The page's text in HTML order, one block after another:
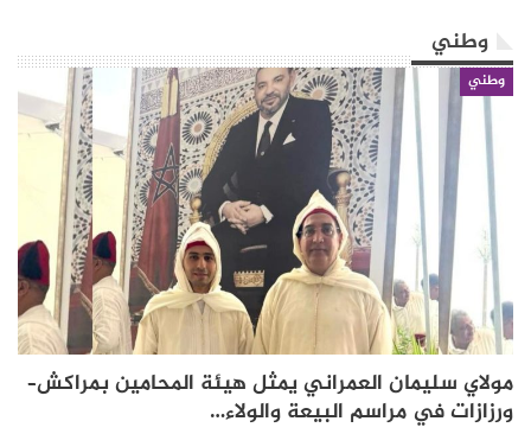
وطني
وطني
مولاي سليمان العمراني يمثل هيئة المحامين بمراكش–
ورزازات في مراسم البيعة والولاء…